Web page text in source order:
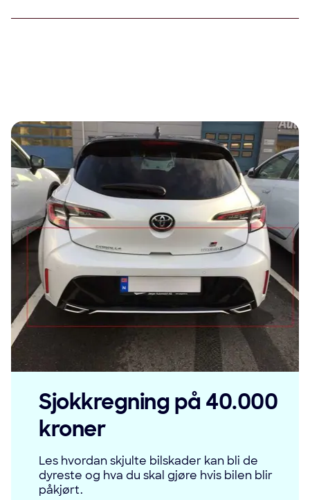
Sjokkregning på 40.000
kroner
Les hvordan skjulte bilskader kan bli de
dyreste og hva du skal gjøre hvis bilen blir
påkjørt.